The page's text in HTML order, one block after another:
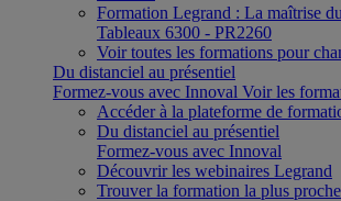
Formation Legrand : La maîtrise
Tableaux 6300 - PR2260
Voir toutes les formations pour
Du distanciel au présentiel
Formez-vous avec Innoval Voir les
Accéder à la plateforme de
Du distanciel au présentiel
Formez-vous avec Innoval
Découvrir les webinaires Legrand
Trouver la formation la plus proche